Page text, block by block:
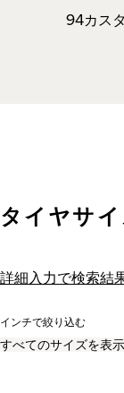
94カス
タイヤサ
詳細入力で検索結
インチで絞り込む